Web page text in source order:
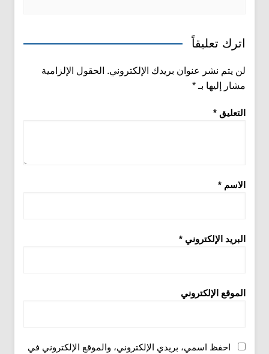
اترك تعليقاً
لن يتم نشر عنوان بريدك الإلكتروني. الحقول الإلزامية
مشار إليها بـ *
التعليق *
الاسم *
البريد الإلكتروني *
الموقع الإلكتروني
احفظ اسمي، بريدي الإلكتروني، والموقع الإلكتروني في